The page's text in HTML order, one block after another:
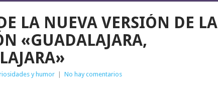
LA NUEVA VERSIÓN DE LA
«GUADALAJARA,
y humor No hay comentarios